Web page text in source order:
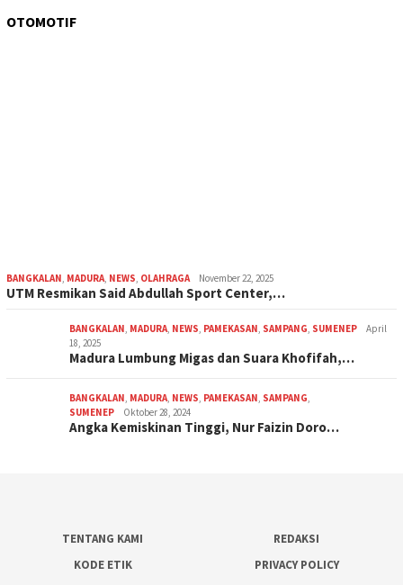
OTOMOTIF
BANGKALAN, MADURA, NEWS, OLAHRAGA November 22, 2025
UTM Resmikan Said Abdullah Sport Center,…
BANGKALAN, MADURA, NEWS, PAMEKASAN, SAMPANG, SUMENEP
April
18, 2025
Madura Lumbung Migas dan Suara Khofifah,…
BANGKALAN, MADURA, NEWS, PAMEKASAN, SAMPANG,
SUMENEP
Oktober 28, 2024
Angka Kemiskinan Tinggi, Nur Faizin Doro…
TENTANG KAMI
REDAKSI
KODE ETIK
PRIVACY POLICY